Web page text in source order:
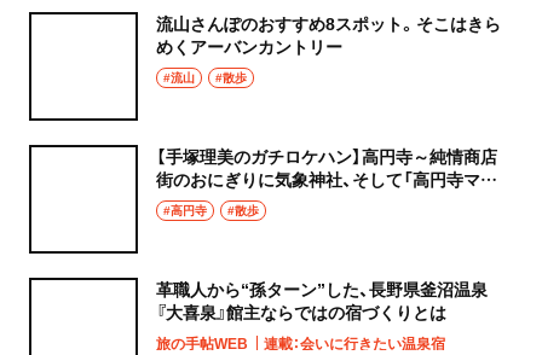
流山さんぽのおすすめ8スポット。そこはきら
めくアーバンカントリー
#流山 #散歩
【手塚理美のガチロケハン】高円寺～純情商店
街のおにぎりに気象神社、そして「高円寺マシ
タ」へ！
#高円寺 #散歩
革職人から“孫ターン”した、長野県釜沼温泉
『大喜泉』館主ならではの宿づくりとは
旅の手帖WEB 連載：会いに行きたい温泉宿